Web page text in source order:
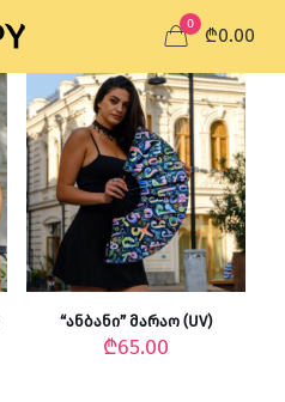
0
₾0.00
“ანბანი” მარაო (UV)
₾65.00